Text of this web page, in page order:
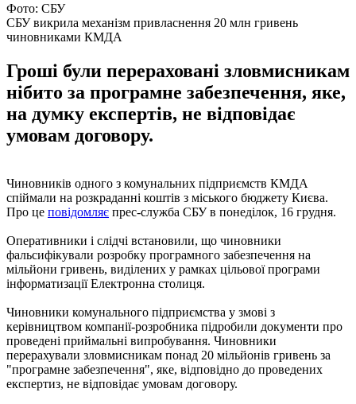
Фото: СБУ
СБУ викрила механізм привласнення 20 млн гривень
чиновниками КМДА
Гроші були перераховані зловмисникам
нібито за програмне забезпечення, яке,
на думку експертів, не відповідає
умовам договору.
Чиновників одного з комунальних підприємств КМДА
спіймали на розкраданні коштів з міського бюджету Києва.
Про це повідомляє прес-служба СБУ в понеділок, 16 грудня.
Оперативники і слідчі встановили, що чиновники
фальсифікували розробку програмного забезпечення на
мільйони гривень, виділених у рамках цільової програми
інформатизації Електронна столиця.
Чиновники комунального підприємства у змові з
керівництвом компанії-розробника підробили документи про
проведені приймальні випробування. Чиновники
перерахували зловмисникам понад 20 мільйонів гривень за
"програмне забезпечення", яке, відповідно до проведених
експертиз, не відповідає умовам договору.